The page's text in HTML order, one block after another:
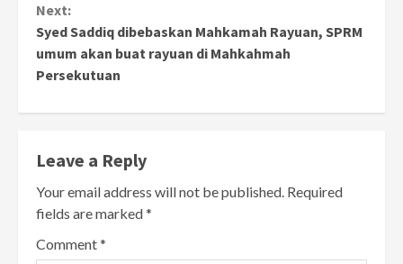
Next:
Syed Saddiq dibebaskan Mahkamah Rayuan, SPRM
umum akan buat rayuan di Mahkahmah
Persekutuan
Leave a Reply
Your email address will not be published. Required
fields are marked*
Comment*